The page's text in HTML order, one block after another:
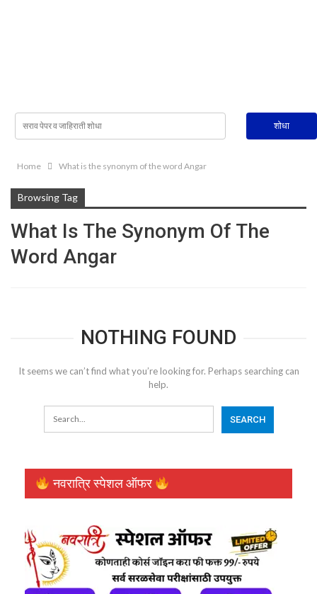
Home What is the synonym of the word Angar
Browsing Tag
What Is The Synonym Of The
Word Angar
NOTHING FOUND
It seems we can’t find what you’re looking for. Perhaps searching can
help.
नवरात्रि स्पेशल ऑफर